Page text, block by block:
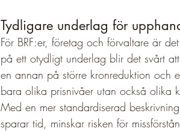
Tydligare underlag för
För BRF:er, företag och förvaltare är
på ett otydligt underlag blir det svårt
en annan på större kronreduktion och
bara olika prisnivåer utan också olika
Med en mer standardiserad
sparar tid, minskar risken för